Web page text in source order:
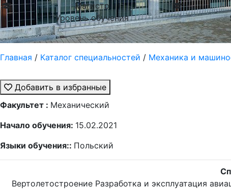
Магистр
Уровень обучения
Главная / Каталог специальностей / Механика и
Добавить в избранные
Факультет : Механический
Начало обучения: 15.02.2021
Языки обучения:: Польский
Вертолетостроение Разработка и эксплуатация